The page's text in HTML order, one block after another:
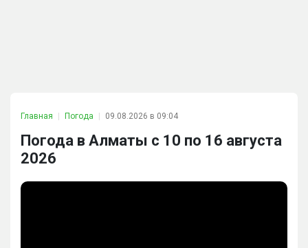
Главная Погода 09.08.2026 в 09:04
Погода в Алматы с 10 по 16 августа
2026